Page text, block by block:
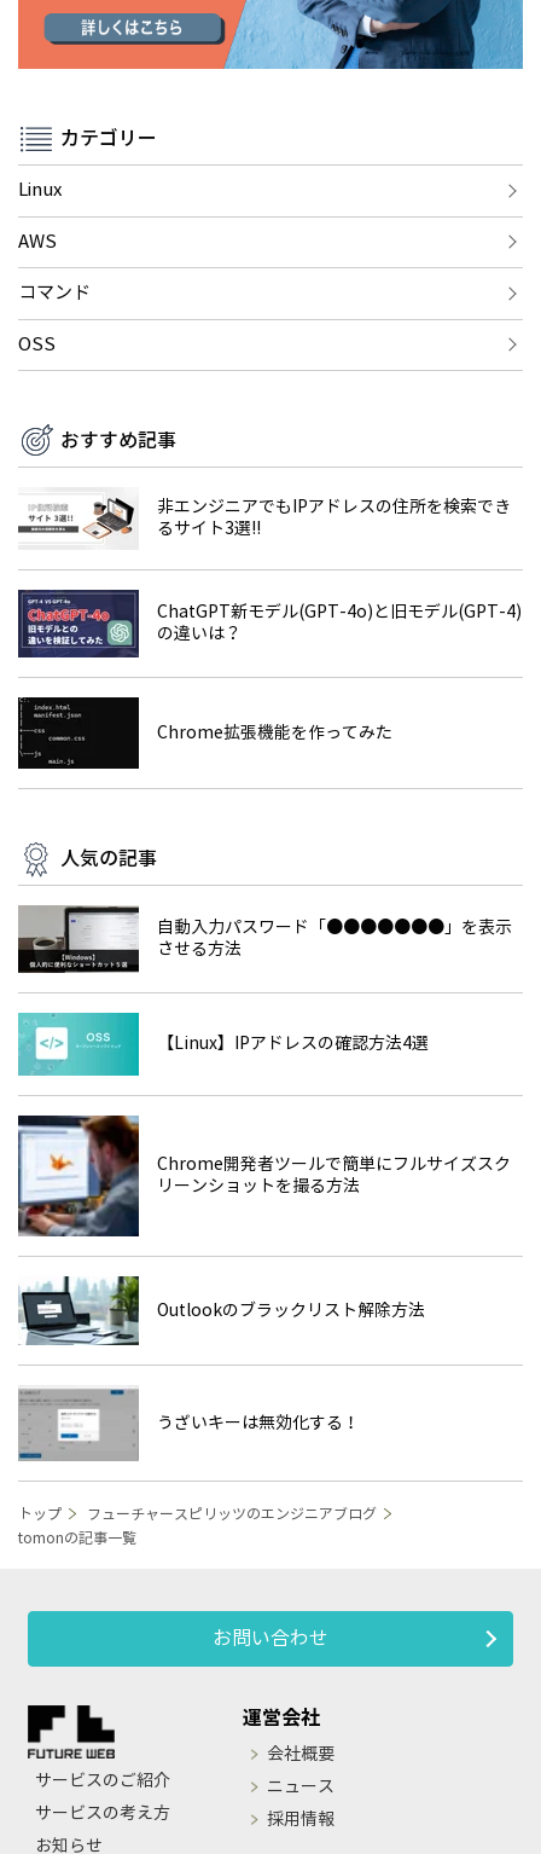
カテゴリー
Linux
AWS
コマンド
OSS
おすすめ記事
非エンジニアでもIPアドレスの住所を検索でき
るサイト3選!!
ChatGPT新モデル(GPT-4o)と旧モデル(GPT-4)
の違いは？
Chrome拡張機能を作ってみた
人気の記事
自動入力パスワード「●●●●●●●」を表示
させる方法
【Linux】IPアドレスの確認方法4選
Chrome開発者ツールで簡単にフルサイズスク
リーンショットを撮る方法
Outlookのブラックリスト解除方法
うざいキーは無効化する！
トップ
フューチャースピリッツのエンジニアブログ
tomonの記事一覧
お問い合わせ
サービスのご紹介
サービスの考え方
お知らせ
運営会社
会社概要
ニュース
採用情報